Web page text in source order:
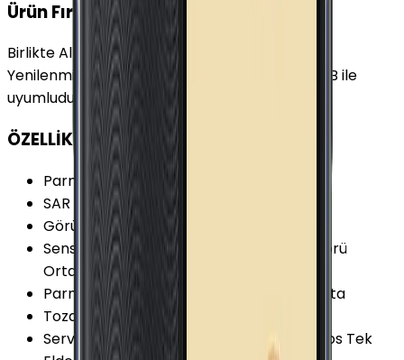
Ürün Fırsatları
Birlikte Al En Çok Eşleştirilen
Yenilenmiş Samsung Galaxy J6 Plus Mavi 64 GB ile
uyumludur.
ÖZELLİKLER
Parmak izi Okuyucu
SAR Değeri 10g (Baş)
Görüntülü Konuşma (Uygulama)
Sensörler:Jiroskop Pusula Yakınlık Sensörü
Ortam Işığı Sensörü İvmeölçer
Parmak izi Okuyucu Özellikleri
Yan Tarafta
Toza Dayanıklılık Yok
Servis ve Uygulamalar
ANT+ Dolby Atmos Tek